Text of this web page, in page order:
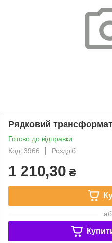
Рядковий
Готово до відправки
Код: 3966
Роздріб
1 210,30 ₴